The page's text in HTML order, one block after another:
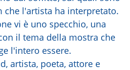
l'artista ha interpretato.
vi è uno specchio, una
il tema della mostra che
l'intero essere.
artista, poeta, attore e